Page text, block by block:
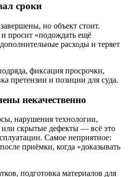
сроки
но объект стоит.
просит «подождать ещё
расходы и теряет
фиксация просрочки,
претензии и позиции для суда.
некачественно
нарушения технологии,
или скрытые дефекты — всё это
Самое неприятное:
приёмки, когда «доказывать
подготовка материалов для